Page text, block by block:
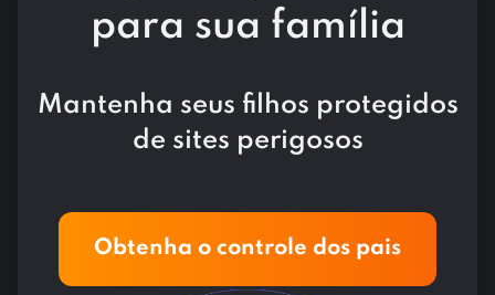
para sua família
Mantenha seus filhos protegidos
de sites perigosos
Obtenha o controle dos pais